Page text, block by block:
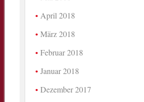
April 2018
März 2018
Februar 2018
Januar 2018
Dezember 2017